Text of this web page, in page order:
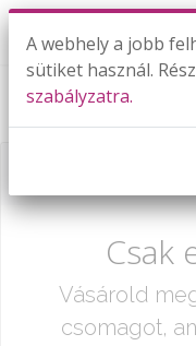
I used to
Már csak egy
Csak
Vásárold
csomagot,
A webhely a jobb
sütiket használ.
szabályzatra.